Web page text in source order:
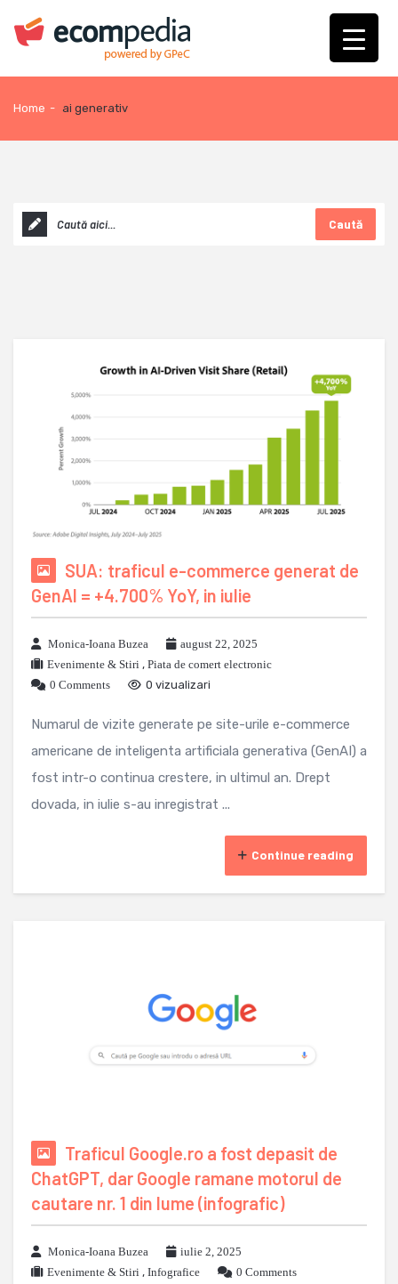
Home - ai generativ
Caută
SUA: traficul e-commerce generat de
GenAI = +4.700% YoY, in iulie
Monica-Ioana Buzea
august 22, 2025
Evenimente & Stiri , Piata de comert electronic
0 Comments
0 vizualizari
Numarul de vizite generate pe site-urile e-commerce
americane de inteligenta artificiala generativa (GenAI) a
fost intr-o continua crestere, in ultimul an. Drept
dovada, in iulie s-au inregistrat ...
Continue reading
Traficul Google.ro a fost depasit de
ChatGPT, dar Google ramane motorul de
cautare nr. 1 din lume (infografic)
Monica-Ioana Buzea
iulie 2, 2025
Evenimente & Stiri , Infografice
0 Comments